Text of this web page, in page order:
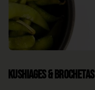
Kushiages & Brochetas